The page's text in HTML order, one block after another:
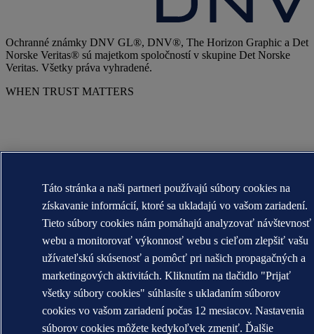
Ochranné známky DNV GL®, DNV®, The Horizon Graphic a Det
Norske Veritas® sú majetkom spoločností v skupine Det Norske
Veritas. Všetky práva vyhradené.
WHEN TRUST MATTERS
Táto stránka a naši partneri používajú súbory cookies na
získavanie informácií, ktoré sa ukladajú vo vašom zariadení.
Tieto súbory cookies nám pomáhajú analyzovať návštevnosť
webu a monitorovať výkonnosť webu s cieľom zlepšiť vašu
užívateľskú skúsenosť a pomôcť pri našich propagačných a
marketingových aktivitách. Kliknutím na tlačidlo "Prijať
všetky súbory cookies" súhlasíte s ukladaním súborov
cookies vo vašom zariadení počas 12 mesiacov. Nastavenia
súborov cookies môžete kedykoľvek zmeniť. Ďalšie